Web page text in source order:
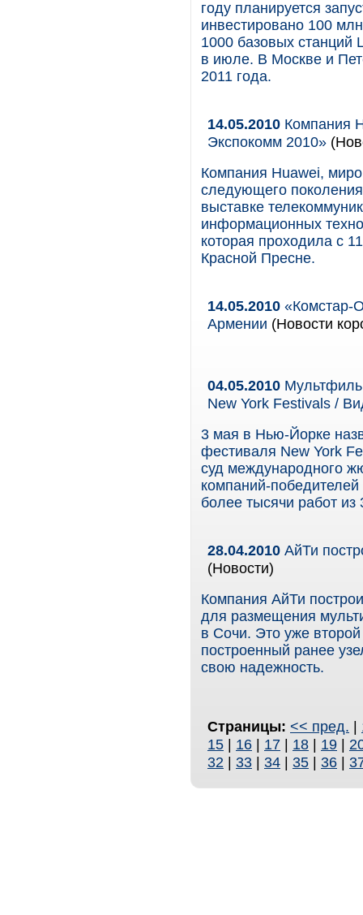
году планируется
инвестировано 100
1000 базовых станций
в июле. В Москве и
2011 года.
14.05.2010 Компания
Экспокомм 2010»
Компания Huawei,
следующего
выставке
информационных
которая проходила с
Красной Пресне.
14.05.2010 «Комстар-
Армении (Новости
04.05.2010
New York Festivals /
3 мая в Нью-Йорке
фестиваля New York
суд международного
компаний-
более тысячи работ из
28.04.2010 АйТи
(Новости)
Компания АйТи
для размещения
в Сочи. Это уже
построенный ранее
свою надежность.
Страницы: << пред. |
15 | 16 | 17 | 18 | 19 |
32 | 33 | 34 | 35 | 36 |